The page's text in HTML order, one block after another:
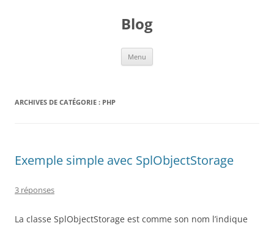
Blog
Menu
ARCHIVES DE CATÉGORIE : PHP
Exemple simple avec SplObjectStorage
3 réponses
La classe SplObjectStorage est comme son nom l’indique